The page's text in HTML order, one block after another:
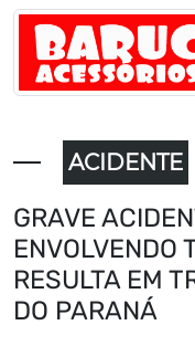
ACIDENTE
GRAVE
ENVOLVENDO
RESULTA EM
DO PARANÁ